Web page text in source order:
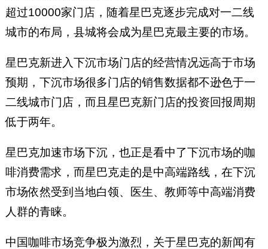
超过10000家门店，随着星巴克逐步完成对一二线
城市的布局，县城将会成为星巴克最主要的市场。
星巴克新进入下沉市场门店的经营情况远高于市场
预期，下沉市场很多门店的销售数据都不逊色于一
二线城市门店，而且星巴克新门店的投资回报周期
低于两年。
星巴克加速市场下沉，也正是看中了下沉市场的咖
啡消费需求，而星巴克走的是中高端路线，在下沉
市场依然受到当地白领、医生、教师等中高端消费
人群的青睐。
中国咖啡市场竞争极为激烈，关于星巴克的新闻有